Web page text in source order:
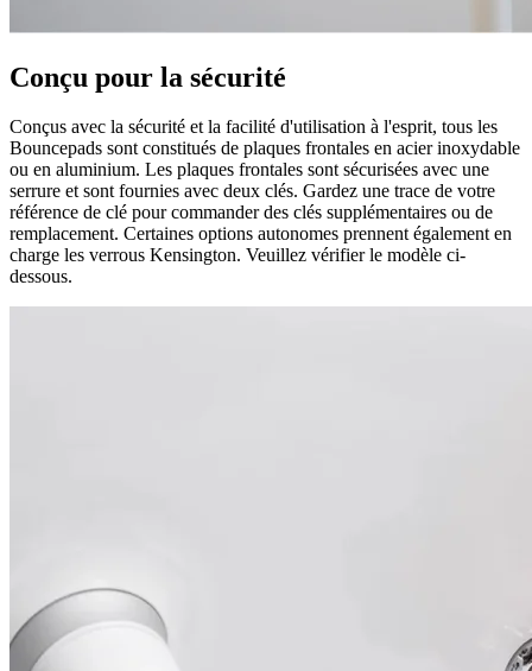
Conçu pour la sécurité
Conçus avec la sécurité et la facilité d'utilisation à l'esprit, tous les
Bouncepads sont constitués de plaques frontales en acier inoxydable
ou en aluminium. Les plaques frontales sont sécurisées avec une
serrure et sont fournies avec deux clés. Gardez une trace de votre
référence de clé pour commander des clés supplémentaires ou de
remplacement. Certaines options autonomes prennent également en
charge les verrous Kensington. Veuillez vérifier le modèle ci-
dessous.